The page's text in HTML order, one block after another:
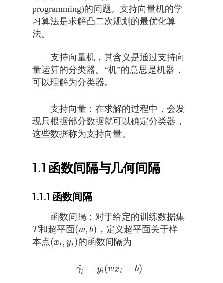
programming)的问题。支持向量机的学
习算法是求解凸二次规划的最优化算
法。
支持向量机，其含义是通过支持向
量运算的分类器。“机”的意思是机器，
可以理解为分类器。
支持向量：在求解的过程中，会发
现只根据部分数据就可以确定分类器，
这些数据称为支持向量。
1.1 函数间隔与几何间隔
1.1.1 函数间隔
函数间隔：对于给定的训练数据集
T
T和超平面(w, b)
(w,b)
，定义超平面关于样
本点(xi , yi )
(xi,yi) 的函数间隔为
γi
^ = yi (wxi + b)
γi^ =yi(wxi +b)